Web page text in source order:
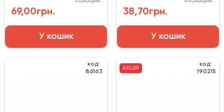
69,00грн.
У кошик
38,70грн.
У кошик
код:
86163
АКЦІЯ
код:
190215